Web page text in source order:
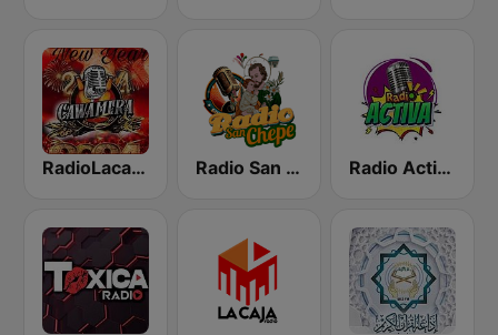
RadioLacawamera.com Radio San Chepe Radio Activa